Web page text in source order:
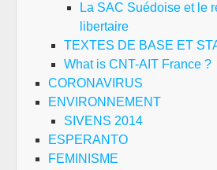
La SAC Suédoise et le
libertaire
TEXTES DE BASE ET
What is CNT-AIT France ?
CORONAVIRUS
ENVIRONNEMENT
SIVENS 2014
ESPERANTO
FEMINISME